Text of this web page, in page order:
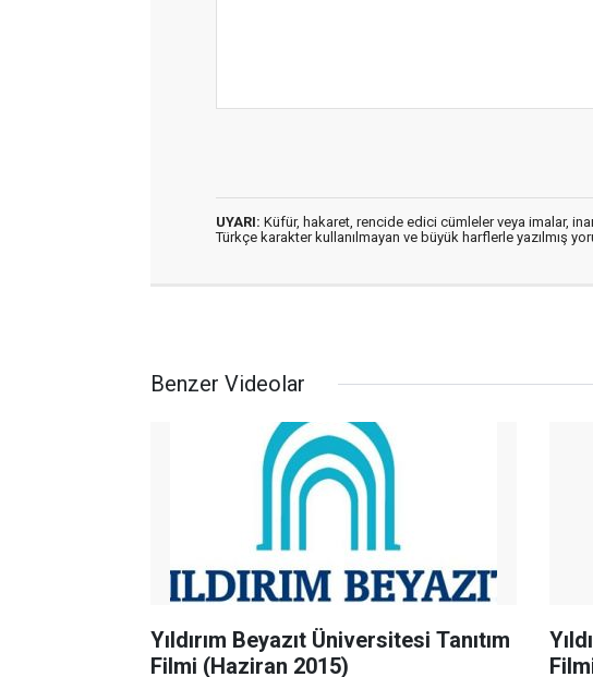
UYARI: Küfür, hakaret, rencide edici cümleler veya imalar,
Türkçe karakter kullanılmayan ve büyük harflerle yazılmış
Benzer Videolar
Yıldırım Beyazıt Üniversitesi Tanıtım
Filmi (Haziran 2015)